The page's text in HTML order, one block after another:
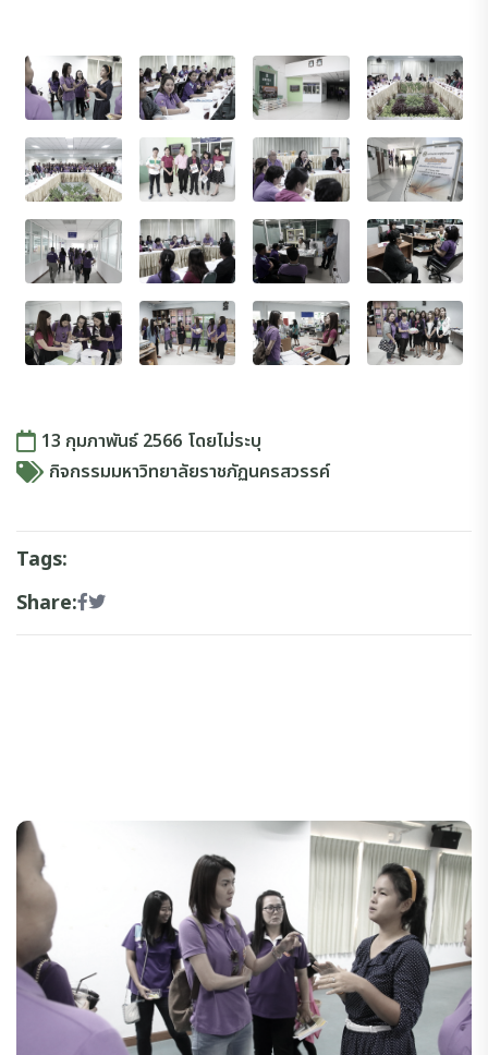
13 กุมภาพันธ์ 2566 โดยไม่ระบุ
กิจกรรมมหาวิทยาลัยราชภัฏนครสวรรค์
Tags:
Share: